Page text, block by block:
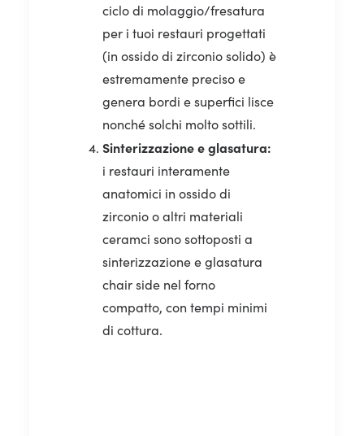
ciclo di molaggio/fresatura
per i tuoi restauri progettati
(in ossido di zirconio solido) è
estremamente preciso e
genera bordi e superfici lisce
nonché solchi molto sottili.
Sinterizzazione e glasatura:
i restauri interamente
anatomici in ossido di
zirconio o altri materiali
ceramci sono sottoposti a
sinterizzazione e glasatura
chair side nel forno
compatto, con tempi minimi
di cottura.